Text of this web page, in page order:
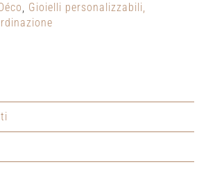
, Gioielli personalizzabili,